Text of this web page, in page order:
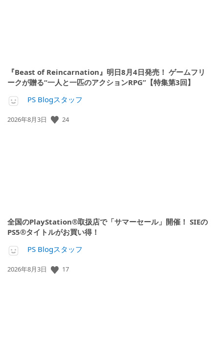
『Beast of Reincarnation』明日8月4日発売！ ゲームフリ
ークが贈る“一人と一匹のアクションRPG”【特集第3回】
PS Blogスタッフ
公
2026年8月3日 24
全国のPlayStation®取扱店で「サマーセール」開催！ SIEの
PS5®タイトルがお買い得！
PS Blogスタッフ
公
2026年8月3日 17